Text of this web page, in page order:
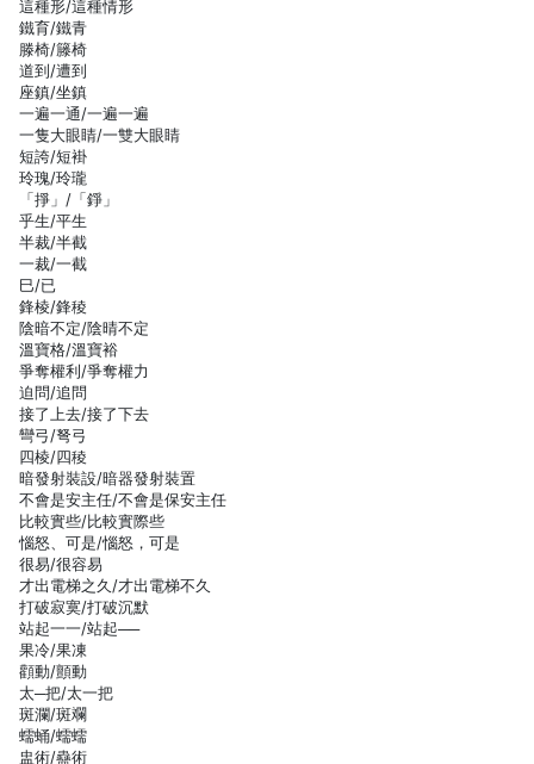
這種形/這種情形
鐵育/鐵青
滕椅/籐椅
道到/遭到
座鎮/坐鎮
一遍一通/一遍一遍
一隻大眼睛/一雙大眼睛
短誇/短褂
玲瑰/玲瓏
「掙」/「錚」
乎生/平生
半裁/半截
一裁/一截
巳/已
鋒棱/鋒稜
陰暗不定/陰晴不定
溫寶格/溫寶裕
爭奪權利/爭奪權力
迫問/追問
接了上去/接了下去
彎弓/弩弓
四棱/四稜
暗發射裝設/暗器發射裝置
不會是安主任/不會是保安主任
比較實些/比較實際些
惱怒、可是/惱怒，可是
很易/很容易
才出電梯之久/才出電梯不久
打破寂寞/打破沉默
站起一一/站起──
果冷/果凍
顴動/顫動
太─把/太一把
斑瀾/斑斕
蠕蛹/蠕蠕
盅術/蠱術